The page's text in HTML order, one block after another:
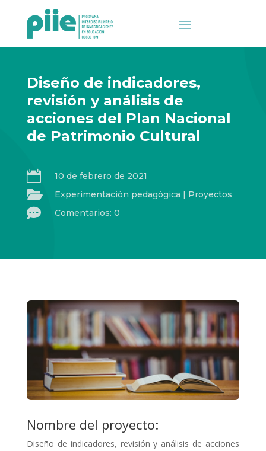
Diseño de indicadores,
revisión y análisis de
acciones del Plan Nacional
de Patrimonio Cultural
 10 de febrero de 2021
 Experimentación pedagógica | Proyectos
 Comentarios: 0
Nombre del proyecto:
Diseño de indicadores, revisión y análisis de acciones